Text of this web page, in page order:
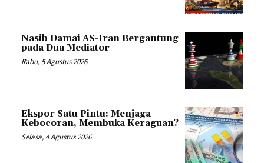
Nasib Damai AS-Iran Bergantung
pada Dua Mediator
Rabu, 5 Agustus 2026
Ekspor Satu Pintu: Menjaga
Kebocoran, Membuka Keraguan?
Selasa, 4 Agustus 2026